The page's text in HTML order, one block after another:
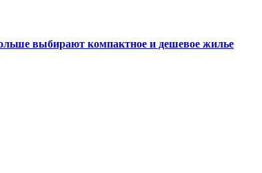
выбирают компактное и дешевое жилье